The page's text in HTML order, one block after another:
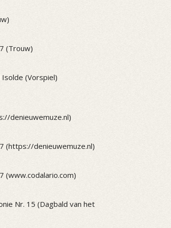
(Trouw)
Isolde (Vorspiel)
denieuwemuze.nl)
(https://denieuwemuze.nl)
(www.codalario.com)
Nr. 15 (Dagbald van het